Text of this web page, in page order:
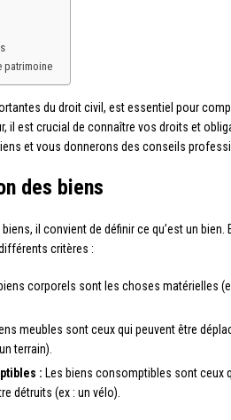
patrimoine
du droit civil, est essentiel pour
il est crucial de connaître vos droits et
et vous donnerons des conseils
des biens
il convient de définir ce qu’est un
critères :
corporels sont les choses matérielles
meubles sont ceux qui peuvent être
terrain).
: Les biens consomptibles sont ceux
détruits (ex : un vélo).